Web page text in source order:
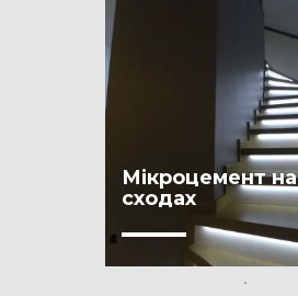
Мікроцемент на
сходах